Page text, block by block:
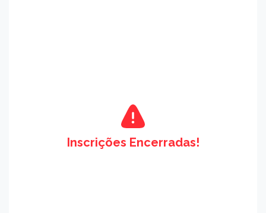
Inscrições Encerradas!